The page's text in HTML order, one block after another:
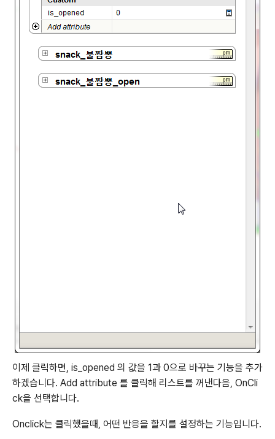
이제 클릭하면, is_opened 의 값을 1과 0으로 바꾸는 기능을 추가
하겠습니다. Add attribute 를 클릭해 리스트를 꺼낸다음, OnCli
ck을 선택합니다.
Onclick는 클릭했을때, 어떤 반응을 할지를 설정하는 기능입니다.